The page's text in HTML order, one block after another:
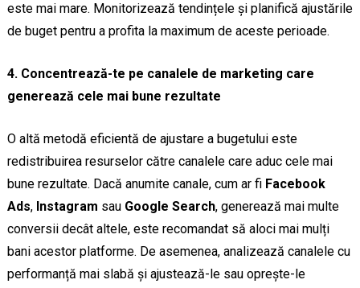
este mai mare. Monitorizează tendințele și planifică ajustările
de buget pentru a profita la maximum de aceste perioade.
4. Concentrează-te pe canalele de marketing care
generează cele mai bune rezultate
O altă metodă eficientă de ajustare a bugetului este
redistribuirea resurselor către canalele care aduc cele mai
bune rezultate. Dacă anumite canale, cum ar fi Facebook
Ads, Instagram sau Google Search, generează mai multe
conversii decât altele, este recomandat să aloci mai mulți
bani acestor platforme. De asemenea, analizează canalele cu
performanță mai slabă și ajustează-le sau oprește-le